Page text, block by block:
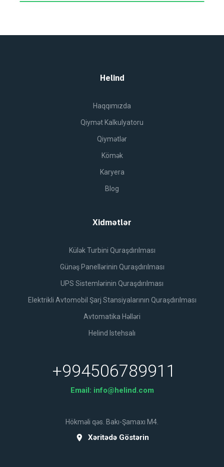
Helind
Haqqımızda
Qiymət Kalkulyatoru
Qiymətlər
Kömək
Karyera
Blog
Xidmətlər
Külək Turbini Quraşdırılması
Günəş Panellərinin Quraşdırılması
UPS Sistemlərinin Quraşdırılması
Elektrikli Avtomobil Şarj Stansiyalarının Quraşdırılması
Avtomatika Həlləri
Helind Istehsalı
+994506789911
Email: info@helind.com
Hökməli qəs. Bakı-Şamaxı M4.
Xəritədə Göstərin